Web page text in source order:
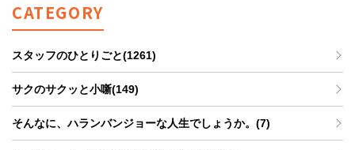
CATEGORY
スタッフのひとりごと(1261)
サクのサクッと小噺(149)
そんなに、ハランバンジョーな人生でしょうか。(7)